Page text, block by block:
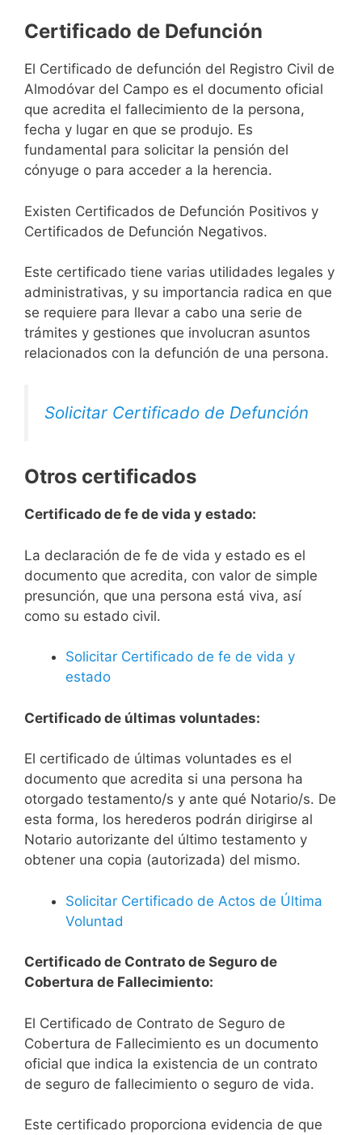
Certificado de Defunción
El Certificado de defunción del Registro Civil de
Almodóvar del Campo es el documento oficial
que acredita el fallecimiento de la persona,
fecha y lugar en que se produjo. Es
fundamental para solicitar la pensión del
cónyuge o para acceder a la herencia.
Existen Certificados de Defunción Positivos y
Certificados de Defunción Negativos.
Este certificado tiene varias utilidades legales y
administrativas, y su importancia radica en que
se requiere para llevar a cabo una serie de
trámites y gestiones que involucran asuntos
relacionados con la defunción de una persona.
Solicitar Certificado de Defunción
Otros certificados
Certificado de fe de vida y estado:
La declaración de fe de vida y estado es el
documento que acredita, con valor de simple
presunción, que una persona está viva, así
como su estado civil.
Solicitar Certificado de fe de vida y
estado
Certificado de últimas voluntades:
El certificado de últimas voluntades es el
documento que acredita si una persona ha
otorgado testamento/s y ante qué Notario/s. De
esta forma, los herederos podrán dirigirse al
Notario autorizante del último testamento y
obtener una copia (autorizada) del mismo.
Solicitar Certificado de Actos de Última
Voluntad
Certificado de Contrato de Seguro de
Cobertura de Fallecimiento:
El Certificado de Contrato de Seguro de
Cobertura de Fallecimiento es un documento
oficial que indica la existencia de un contrato
de seguro de fallecimiento o seguro de vida.
Este certificado proporciona evidencia de que